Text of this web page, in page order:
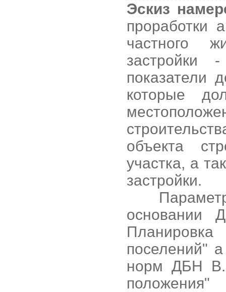
Эскиз
проработки
частного
застройки -
показатели
которые
объекта
участка, а
застройки.
основании
Планировка
поселений"
норм ДБН
положения"